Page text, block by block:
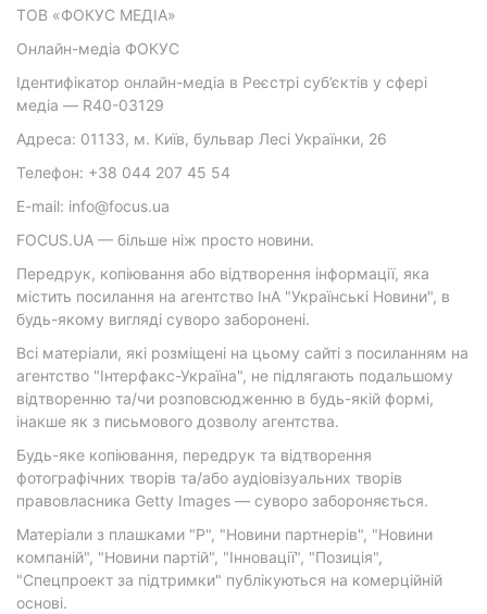
ТОВ «ФОКУС МЕДІА»
Онлайн-медіа ФОКУС
Ідентифікатор онлайн-медіа в Реєстрі суб’єктів у сфері
медіа — R40-03129
Адреса: 01133, м. Київ, бульвар Лесі Українки, 26
Телефон: +38 044 207 45 54
E-mail: info@focus.ua
FOCUS.UA — більше ніж просто новини.
Передрук, копіювання або відтворення інформації, яка
містить посилання на агентство ІнА "Українські Новини", в
будь-якому вигляді суворо заборонені.
Всі матеріали, які розміщені на цьому сайті з посиланням на
агентство "Інтерфакс-Україна", не підлягають подальшому
відтворенню та/чи розповсюдженню в будь-якій формі,
інакше як з письмового дозволу агентства.
Будь-яке копіювання, передрук та відтворення
фотографічних творів та/або аудіовізуальних творів
правовласника Getty Images — суворо забороняється.
Матеріали з плашками "Р", "Новини партнерів", "Новини
компаній", "Новини партій", "Інновації", "Позиція",
"Спецпроект за підтримки" публікуються на комерційній
основі.